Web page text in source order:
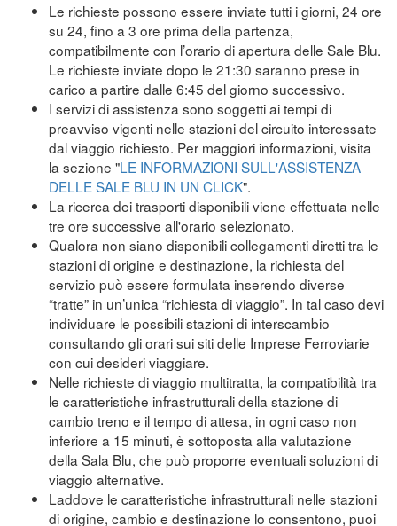
Le richieste possono essere inviate tutti i giorni, 24 ore
su 24, fino a 3 ore prima della partenza,
compatibilmente con l’orario di apertura delle Sale Blu.
Le richieste inviate dopo le 21:30 saranno prese in
carico a partire dalle 6:45 del giorno successivo.
I servizi di assistenza sono soggetti ai tempi di
preavviso vigenti nelle stazioni del circuito interessate
dal viaggio richiesto. Per maggiori informazioni, visita
la sezione "LE INFORMAZIONI SULL'ASSISTENZA
DELLE SALE BLU IN UN CLICK".
La ricerca dei trasporti disponibili viene effettuata nelle
tre ore successive all'orario selezionato.
Qualora non siano disponibili collegamenti diretti tra le
stazioni di origine e destinazione, la richiesta del
servizio può essere formulata inserendo diverse
“tratte” in un’unica “richiesta di viaggio”. In tal caso devi
individuare le possibili stazioni di interscambio
consultando gli orari sui siti delle Imprese Ferroviarie
con cui desideri viaggiare.
Nelle richieste di viaggio multitratta, la compatibilità tra
le caratteristiche infrastrutturali della stazione di
cambio treno e il tempo di attesa, in ogni caso non
inferiore a 15 minuti, è sottoposta alla valutazione
della Sala Blu, che può proporre eventuali soluzioni di
viaggio alternative.
Laddove le caratteristiche infrastrutturali nelle stazioni
di origine, cambio e destinazione lo consentono, puoi